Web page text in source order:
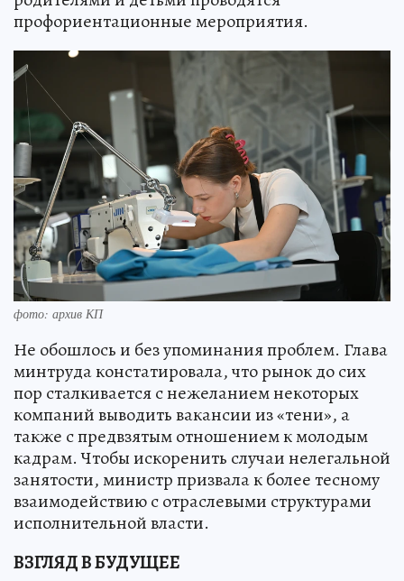
профориентационные мероприятия.
фото: архив КП
Не обошлось и без упоминания проблем. Глава
минтруда констатировала, что рынок до сих
пор сталкивается с нежеланием некоторых
компаний выводить вакансии из «тени», а
также с предвзятым отношением к молодым
кадрам. Чтобы искоренить случаи нелегальной
занятости, министр призвала к более тесному
взаимодействию с отраслевыми структурами
исполнительной власти.
ВЗГЛЯД В БУДУЩЕЕ